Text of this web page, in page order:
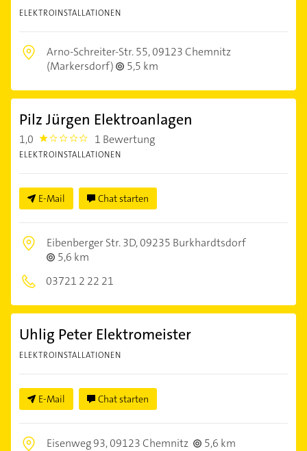
ELEKTROINSTALLATIONEN
Arno-Schreiter-Str. 55,09123 Chemnitz
(Markersdorf)
5,5 km
Pilz Jürgen Elektroanlagen
1,0 1.0 1 Bewertung
ELEKTROINSTALLATIONEN
E-Mail Chat starten
Eibenberger Str. 3D,09235 Burkhardtsdorf
5,6 km
03721 2 22 21
Uhlig Peter Elektromeister
ELEKTROINSTALLATIONEN
E-Mail Chat starten
Eisenweg 93,09123 Chemnitz
5,6 km